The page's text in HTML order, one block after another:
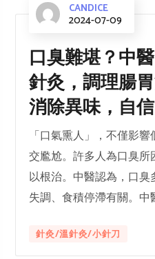
CANDICE
2024-07-09
口臭難堪？中
針灸，調理腸
消除異味，自
「口氣熏人」，不僅影
交尷尬。許多人為口臭
以根治。中醫認為，口
失調、食積停滯有關。中
針灸/溫針灸/小針刀